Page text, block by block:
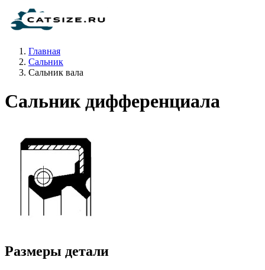
Главная
Сальник
Сальник вала
Сальник дифференциала
Размеры детали